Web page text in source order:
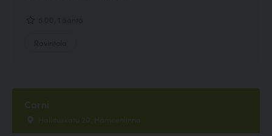
Carni
Hallituskatu 20, Hämeenlinna